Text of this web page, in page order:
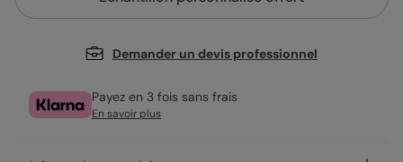
Demander un devis professionnel
Payez en 3 fois sans frais
En savoir plus